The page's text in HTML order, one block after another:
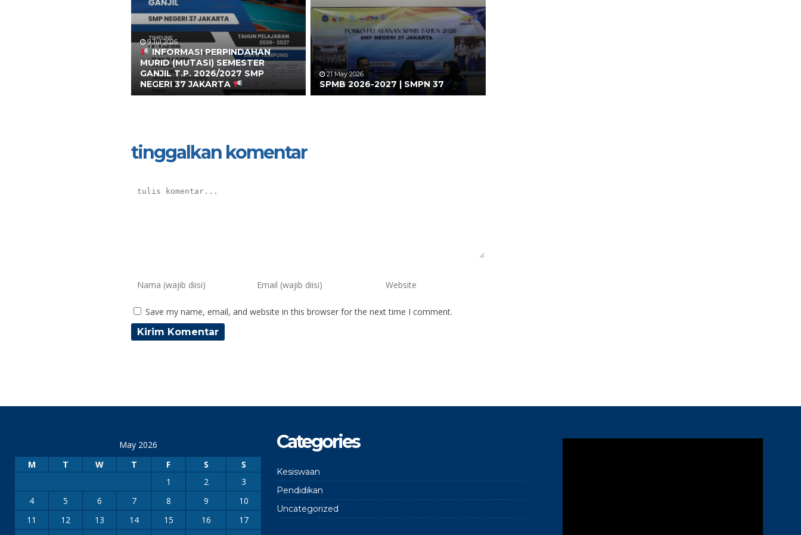
9 Jul 2026
INFORMASI PERPINDAHAN
MURID (MUTASI) SEMESTER
GANJIL T.P. 2026/2027 SMP
NEGERI 37 JAKARTA
21 May 2026
SPMB 2026-2027 | SMPN 37
tinggalkan komentar
Save my name, email, and website in this browser for the next time I comment.
May 2026
M
T W T F S
S
1
2
3
4
5 6 7 8 9
10
11
12 13 14 15 16
17
Categories
Kesiswaan
Pendidikan
Uncategorized